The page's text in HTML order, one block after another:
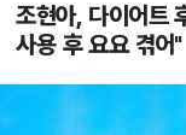
조현아, 다이어트
사용 후 요요 겪어"